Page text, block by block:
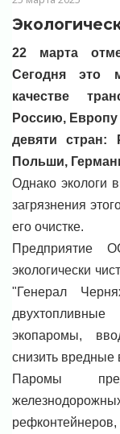
22 марта
Сегодня это
качестве
Россию,
девяти стран:
Польши,
Однако экологи
загрязнения
его очистке.
Предприятие
экологически
"Генерал
экопаромы,
снизить
Паромы